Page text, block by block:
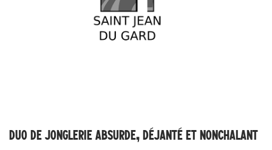
DUO DE JONGLERIE ABSURDE, DÉJANTÉ ET NONCHALANT